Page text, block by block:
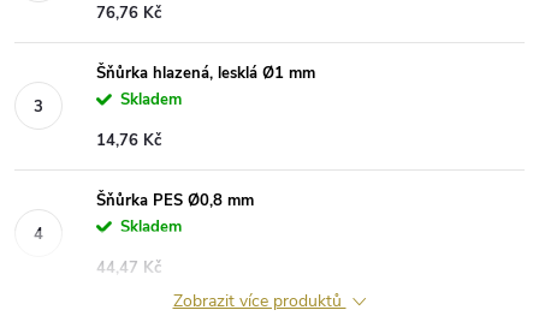
76,76 Kč
Šňůrka hlazená, lesklá Ø1 mm
Skladem
14,76 Kč
Šňůrka PES Ø0,8 mm
Skladem
44,47 Kč
Zobrazit více produktů